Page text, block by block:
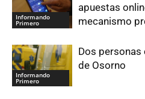
Informando
Primero
apuestas
mecanismo
Informando
Primero
Dos
de Osorno